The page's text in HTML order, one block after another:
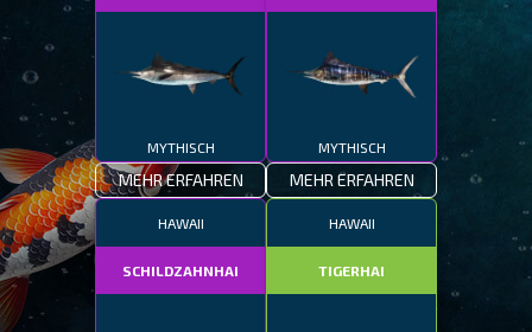
MYTHISCH
MEHR ERFAHREN
MYTHISCH
MEHR ERFAHREN
HAWAII
SCHILDZAHNHAI
HAWAII
TIGERHAI